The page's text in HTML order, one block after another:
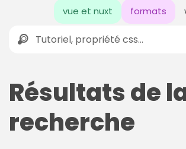
vue et nuxt formats
Résultats de
recherche